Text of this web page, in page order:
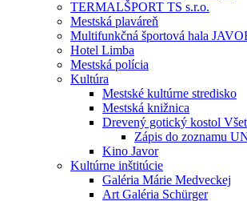
TERMALŠPORT TS s.r.o.
Mestská plaváreň
Multifunkčná športová hala
Hotel Limba
Mestská polícia
Kultúra
Mestské kultúrne stredisko
Mestská knižnica
Drevený gotický kostol
Zápis do zoznamu
Kino Javor
Kultúrne inštitúcie
Galéria Márie Medveckej
Art Galéria Schürger